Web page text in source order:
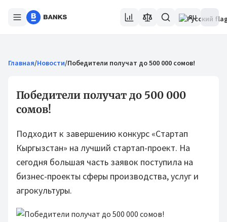
RU
Главная/Новости/Победители получат до 500 000 сомов!
Победители получат до 500 000
сомов!
Подходит к завершению конкурс «Стартап
Кыргызстан» на лучший стартап-проект. На
сегодня большая часть заявок поступила на
бизнес-проекты сферы производства, услуг и
агрокультуры.